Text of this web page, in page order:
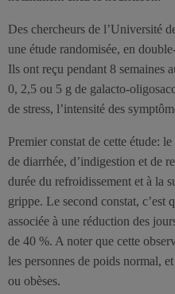
Des chercheurs de l’Université
une étude randomisée, en
Ils ont reçu pendant 8 semaines
0, 2,5 ou 5 g de galacto-
de stress, l’intensité des
Premier constat de cette étude:
de diarrhée, d’indigestion et de
durée du refroidissement et à la
grippe. Le second constat, c’est
associée à une réduction des
de 40 %. A noter que cette
les personnes de poids normal,
ou obèses.